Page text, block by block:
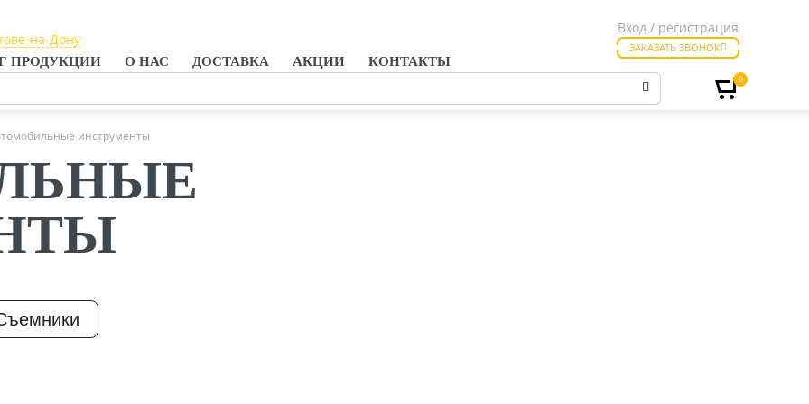
ПРОДУКЦИИ О НАС ДОСТАВКА АКЦИИ КОНТАКТЫ
на-Дону
на-Дону
Вход / регистрация
ЗАКАЗАТЬ ЗВОНОК
0
инструменты